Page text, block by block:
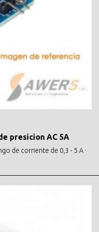
presicion AC 5A
de corriente de 0,3 - 5 A ·